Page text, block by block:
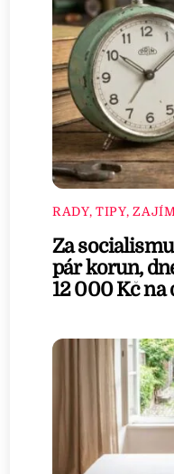
RADY, TIPY,
Za
pár korun,
12 000 Kč na